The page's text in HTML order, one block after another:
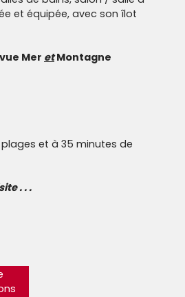
et équipée, avec son îlot
Mer etMontagne
et à 35 minutes de
. . .